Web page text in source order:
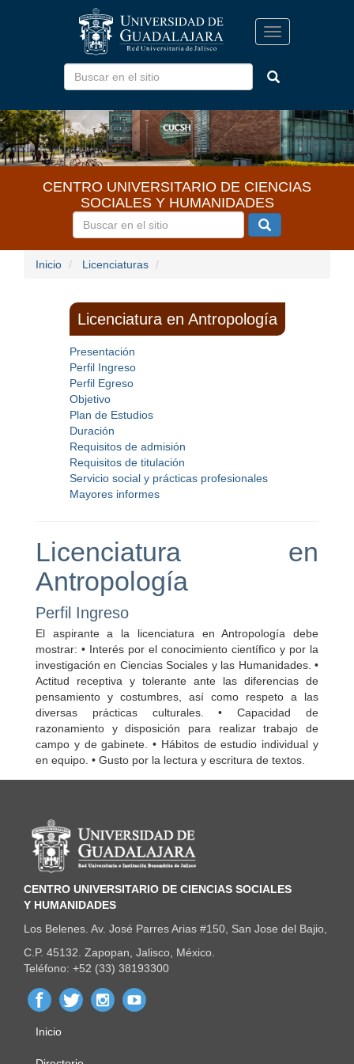
Toggle
navigation
CENTRO UNIVERSITARIO DE CIENCIAS
SOCIALES Y HUMANIDADES
Inicio Licenciaturas
Licenciatura en
Antropología
Perfil Ingreso
El aspirante a la licenciatura en Antropología debe
mostrar: • Interés por el conocimiento científico y por la
investigación en Ciencias Sociales y las Humanidades. •
Actitud receptiva y tolerante ante las diferencias de
pensamiento y costumbres, así como respeto a las
diversas prácticas culturales. • Capacidad de
razonamiento y disposición para realizar trabajo de
campo y de gabinete. • Hábitos de estudio individual y
en equipo. • Gusto por la lectura y escritura de textos.
Licenciatura en Antropología
Presentación
Perfil Ingreso
Perfil Egreso
Objetivo
Plan de Estudios
Duración
Requisitos de admisión
Requisitos de titulación
Servicio social y prácticas profesionales
Mayores informes
Información del portal
CENTRO UNIVERSITARIO DE CIENCIAS SOCIALES
Y HUMANIDADES
Los Belenes. Av. José Parres Arias #150, San Jose del Bajio,
C.P. 45132. Zapopan, Jalisco, México.
Teléfono: +52 (33) 38193300
Menú
Inicio